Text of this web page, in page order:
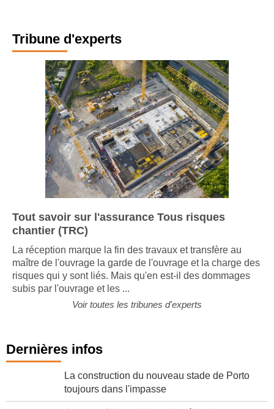
Tribune d'experts
Tout savoir sur l'assurance Tous risques
chantier (TRC)
La réception marque la fin des travaux et transfère au
maître de l'ouvrage la garde de l'ouvrage et la charge des
risques qui y sont liés. Mais qu'en est-il des dommages
subis par l'ouvrage et les ...
Voir toutes les tribunes d'experts
Dernières infos
La construction du nouveau stade de Porto
toujours dans l'impasse